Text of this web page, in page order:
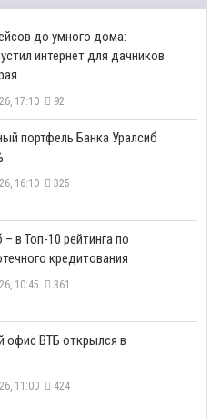
до умного дома:
интернет для дачников
17:10 92
портфель Банка Уралсиб
16:10 325
в Топ-10 рейтинга по
кредитования
10:45 361
офис ВТБ открылся в
11:00 424